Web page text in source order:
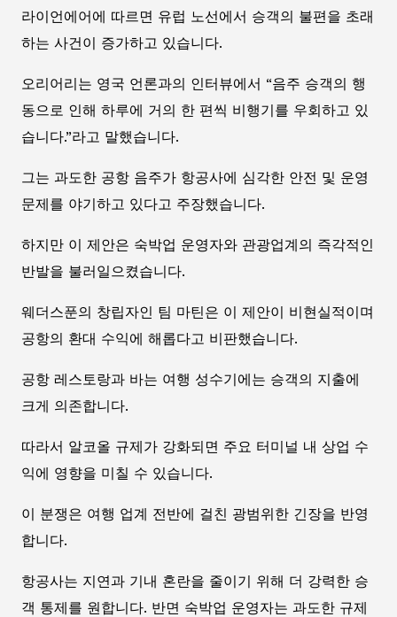
라이언에어에 따르면 유럽 노선에서 승객의 불편을 초래
하는 사건이 증가하고 있습니다.
오리어리는 영국 언론과의 인터뷰에서 “음주 승객의 행
동으로 인해 하루에 거의 한 편씩 비행기를 우회하고 있
습니다.”라고 말했습니다.
그는 과도한 공항 음주가 항공사에 심각한 안전 및 운영
문제를 야기하고 있다고 주장했습니다.
하지만 이 제안은 숙박업 운영자와 관광업계의 즉각적인
반발을 불러일으켰습니다.
웨더스푼의 창립자인 팀 마틴은 이 제안이 비현실적이며
공항의 환대 수익에 해롭다고 비판했습니다.
공항 레스토랑과 바는 여행 성수기에는 승객의 지출에
크게 의존합니다.
따라서 알코올 규제가 강화되면 주요 터미널 내 상업 수
익에 영향을 미칠 수 있습니다.
이 분쟁은 여행 업계 전반에 걸친 광범위한 긴장을 반영
합니다.
항공사는 지연과 기내 혼란을 줄이기 위해 더 강력한 승
객 통제를 원합니다. 반면 숙박업 운영자는 과도한 규제